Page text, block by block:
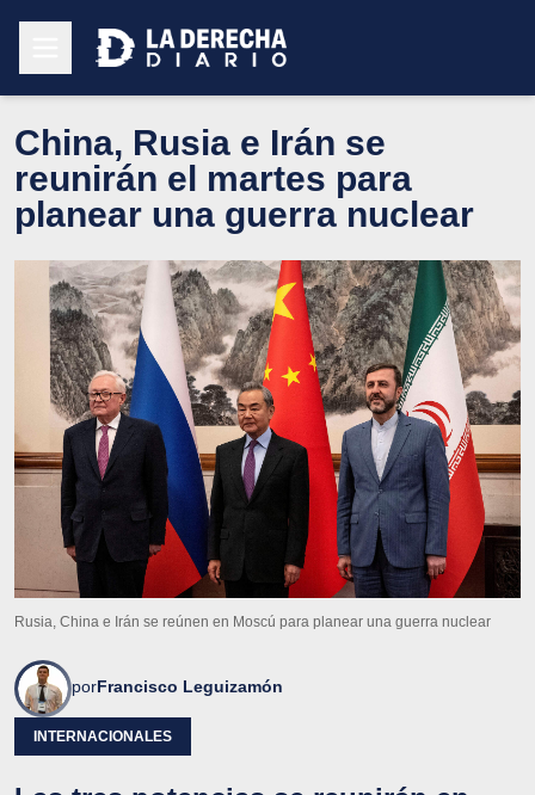
China, Rusia e Irán se
reunirán el martes para
planear una guerra nuclear
Rusia, China e Irán se reúnen en Moscú para planear una guerra nuclear
porFrancisco Leguizamón
INTERNACIONALES